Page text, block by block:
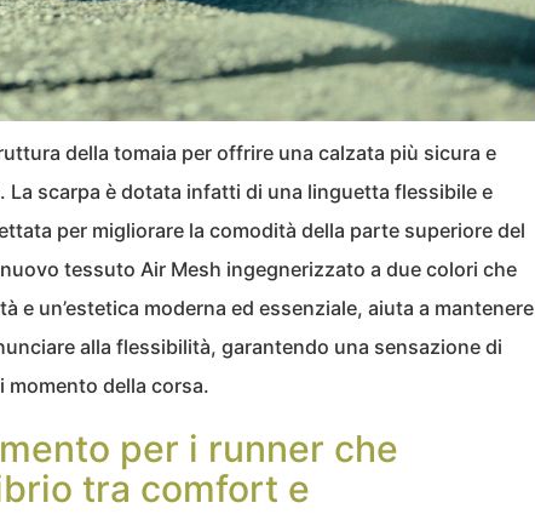
della tomaia per offrire una calzata più sicura e
scarpa è dotata infatti di una linguetta flessibile e
per migliorare la comodità della parte superiore del
tessuto Air Mesh ingegnerizzato a due colori che
e un’estetica moderna ed essenziale, aiuta a mantenere
alla flessibilità, garantendo una sensazione di
momento della corsa.
per i runner che
tra comfort e